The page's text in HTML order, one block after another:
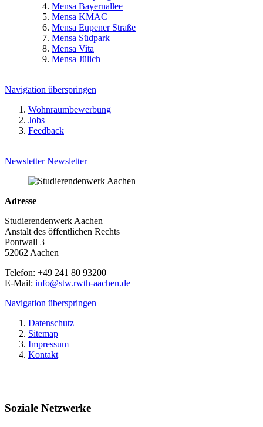
Mensa Bayernallee
Mensa KMAC
Mensa Eupener Straße
Mensa Südpark
Mensa Vita
Mensa Jülich
Navigation überspringen
Wohnraumbewerbung
Jobs
Feedback
Newsletter Newsletter
Adresse
Studierendenwerk Aachen
Anstalt des öffentlichen Rechts
Pontwall 3
52062 Aachen
Telefon: +49 241 80 93200
E-Mail: info@stw.rwth-aachen.de
Navigation überspringen
Datenschutz
Sitemap
Impressum
Kontakt
Soziale Netzwerke